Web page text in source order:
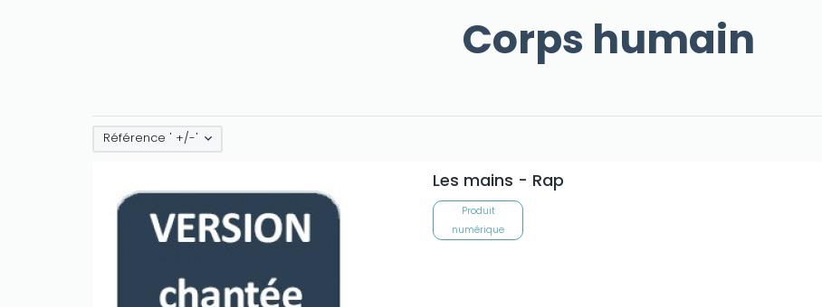
Corps humain
Référence ' +/-'
Les mains - Rap
Produit
numérique